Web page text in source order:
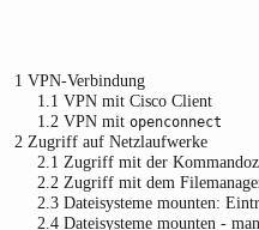
1 VPN-Verbindung
1.1 VPN mit Cisco Client
1.2 VPN mit openconnect
2 Zugriff auf Netzlaufwerke
2.1 Zugriff mit der
2.2 Zugriff mit dem
2.3Dateisysteme mounten:
2.4Dateisysteme mounten -